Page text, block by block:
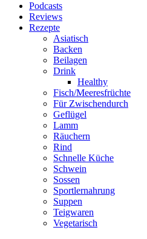
Podcasts
Reviews
Rezepte
Asiatisch
Backen
Beilagen
Drink
Healthy
Fisch/Meeresfrüchte
Für Zwischendurch
Geflügel
Lamm
Räuchern
Rind
Schnelle Küche
Schwein
Sossen
Sportlernahrung
Suppen
Teigwaren
Vegetarisch